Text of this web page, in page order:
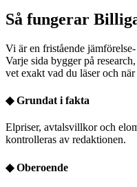
Så fungerar
Vi är en fristående
Varje sida bygger på
vet exakt vad du läser och
◆Grundat i fakta
Elpriser, avtalsvillkor och
kontrolleras av redaktionen.
◆Oberoende